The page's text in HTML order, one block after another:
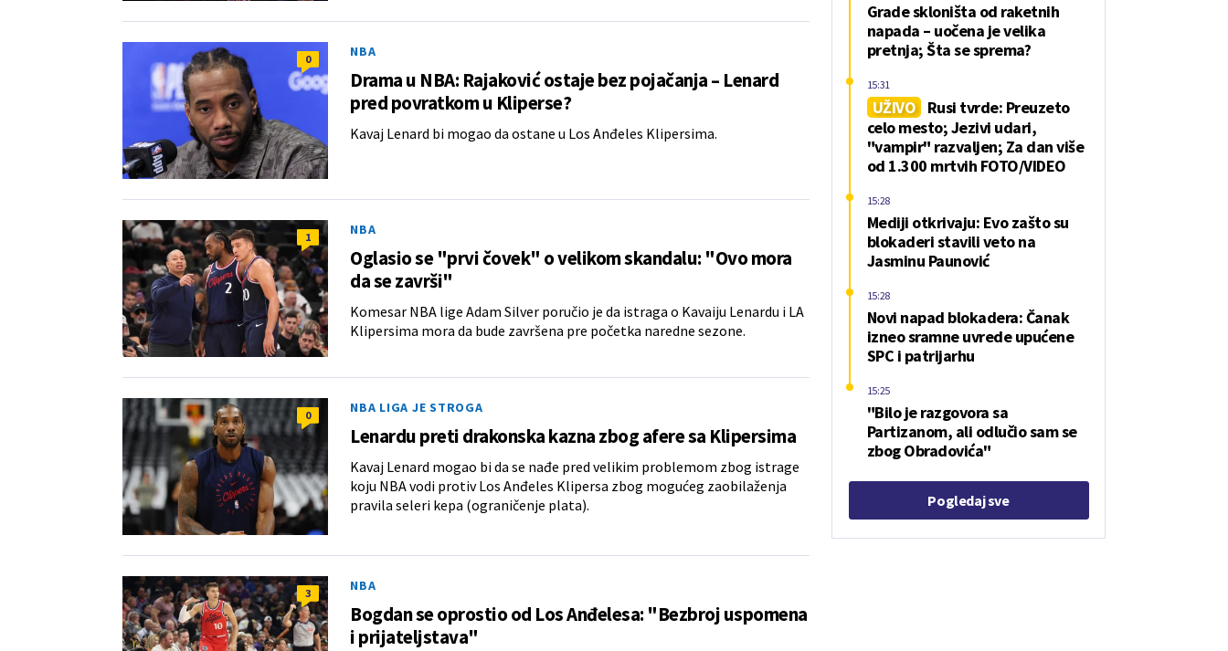
0 NBA
Drama u NBA: Rajaković ostaje bez pojačanja – Lenard
pred povratkom u Kliperse?
Kavaj Lenard bi mogao da ostane u Los Anđeles Klipersima.
1 NBA
Oglasio se "prvi čovek" o velikom skandalu: "Ovo mora
da se završi"
Komesar NBA lige Adam Silver poručio je da istraga o Kavaiju Lenardu i LA
Klipersima mora da bude završena pre početka naredne sezone.
0 NBA LIGA JE STROGA
Lenardu preti drakonska kazna zbog afere sa Klipersima
Kavaj Lenard mogao bi da se nađe pred velikim problemom zbog istrage
koju NBA vodi protiv Los Anđeles Klipersa zbog mogućeg zaobilaženja
pravila seleri kepa (ograničenje plata).
3 NBA
Bogdan se oprostio od Los Anđelesa: "Bezbroj uspomena
i prijateljstava"
Grade skloništa od raketnih
napada – uočena je velika
pretnja; Šta se sprema?
UŽIVO
Rusi tvrde: Preuzeto
celo mesto; Jezivi udari,
"vampir" razvaljen; Za dan više
od 1.300 mrtvih FOTO/VIDEO
15:31
Mediji otkrivaju: Evo zašto su
blokaderi stavili veto na
Jasminu Paunović
15:28
Novi napad blokadera: Čanak
izneo sramne uvrede upućene
SPC i patrijarhu
15:28
"Bilo je razgovora sa
Partizanom, ali odlučio sam se
zbog Obradovića"
15:25
Pogledaj sve